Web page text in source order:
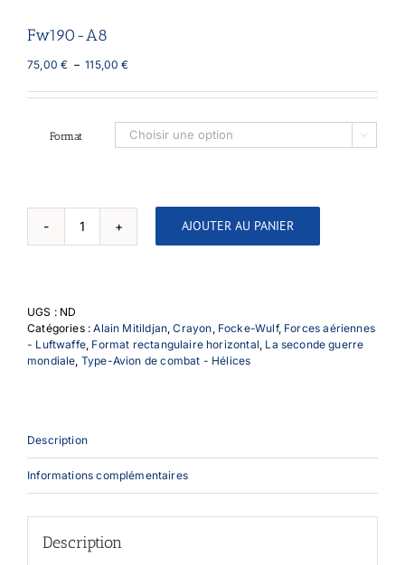
Fw190-A8
75,00€ – 115,00€Plage
prix :
à
115,00 €
Format 
quantité
de
AJOUTER AU PANIER
UGS : ND
Catégories :Alain Mitildjan ,Crayon Focke-Wulf, Forces aériennes
- Luftwaffe, Format rectangulaire horizontal La seconde guerre
mondiale Type-Avion de combat - Hélices
Description
Informations complémentaires
Description